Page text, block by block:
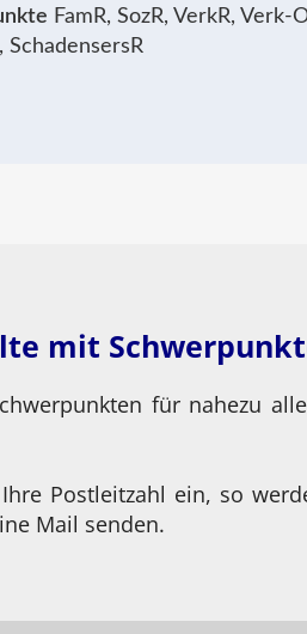
FamR, SozR, VerkR, Verk-
SchadensersR
mit
für nahezu
Postleitzahl ein, so
Mail senden.